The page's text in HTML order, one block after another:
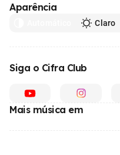
Aparência
Claro
Siga o Cifra Club
Mais música em